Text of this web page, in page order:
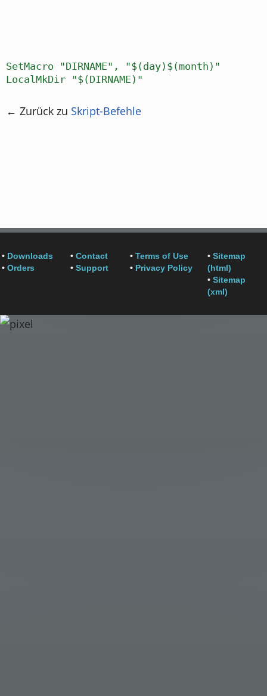
SetMacro "DIRNAME", "$(day)$(month)"
LocalMkDir "$(DIRNAME)"
← Zurück zu Skript-Befehle
• Downloads
• Orders
• Contact
• Support
• Terms of Use
• Privacy Policy
• Sitemap
(html)
• Sitemap
(xml)